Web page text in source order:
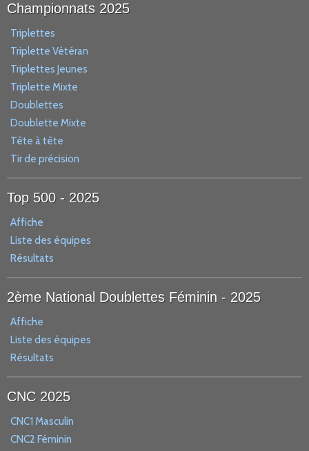
Championnats 2025
Triplettes
Triplette Vétéran
Triplettes Jeunes
Triplette Mixte
Doublettes
Doublette Mixte
Tête à tête
Tir de précision
Top 500 - 2025
Affiche
Liste des équipes
Résultats
2ème National Doublettes Féminin - 2025
Affiche
Liste des équipes
Résultats
CNC 2025
CNC1 Masculin
CNC2 Féminin